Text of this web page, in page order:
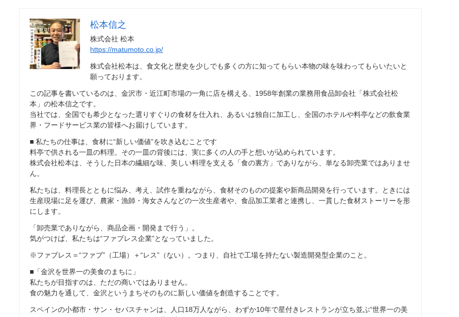
松本信之
株式会社 松本
https://matumoto.co.jp/
株式会社松本は、食文化と歴史を少しでも多くの方に知ってもらい本物の味を味わってもらいたいと
願っております。
この記事を書いているのは、金沢市・近江町市場の一角に店を構える、1958年創業の業務用食品卸会社「株式会社松
本」の松本信之です。
当社では、全国でも希少となった選りすぐりの食材を仕入れ、あるいは独自に加工し、全国のホテルや料亭などの飲食業
界・フードサービス業の皆様へお届けしています。
■ 私たちの仕事は、食材に“新しい価値”を吹き込むことです
料亭で供される一皿の料理。その一皿の背後には、実に多くの人の手と想いが込められています。
株式会社松本は、そうした日本の繊細な味、美しい料理を支える「食の裏方」でありながら、単なる卸売業ではありませ
ん。
私たちは、料理長とともに悩み、考え、試作を重ねながら、食材そのものの提案や新商品開発を行っています。ときには
生産現場に足を運び、農家・漁師・海女さんなどの一次生産者や、食品加工業者と連携し、一貫した食材ストーリーを形
にします。
「卸売業でありながら、商品企画・開発まで行う」。
気がつけば、私たちは“ファブレス企業”となっていました。
※ファブレス＝“ファブ”（工場）＋“レス”（ない）。つまり、自社で工場を持たない製造開発型企業のこと。
■「金沢を世界一の美食のまちに」
私たちが目指すのは、ただの商いではありません。
食の魅力を通して、金沢というまちそのものに新しい価値を創造することです。
スペインの小都市・サン・セバスチャンは、人口18万人ながら、わずか10年で星付きレストランが立ち並ぶ“世界一の美